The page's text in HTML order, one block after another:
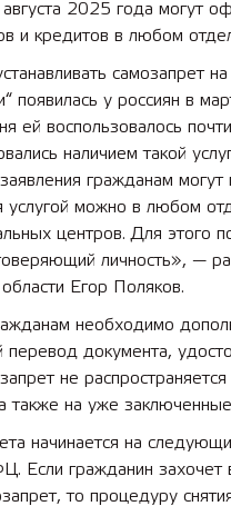
2025 года могут
и кредитов в любом
самозапрет
появилась у россиян в
ей воспользовалось
наличием такой
гражданам
услугой можно в любом
центров. Для этого
личность», —
Егор Поляков.
необходимо
перевод документа,
не
также на уже
начинается на
Если гражданин захочет
то процедуру